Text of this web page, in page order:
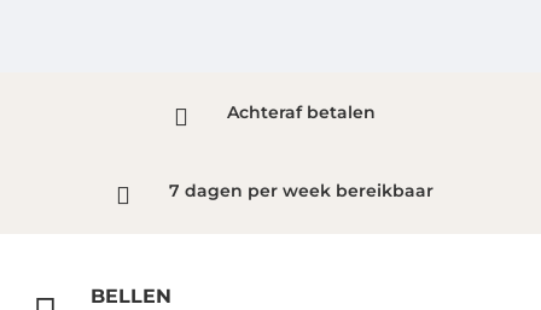
Achteraf betalen
7 dagen per week bereikbaar
BELLEN